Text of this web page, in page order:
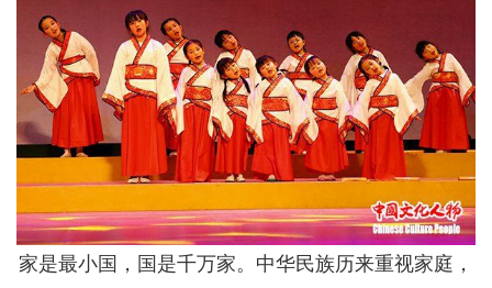
家是最小国，国是千万家。中华民族历来重视家庭，